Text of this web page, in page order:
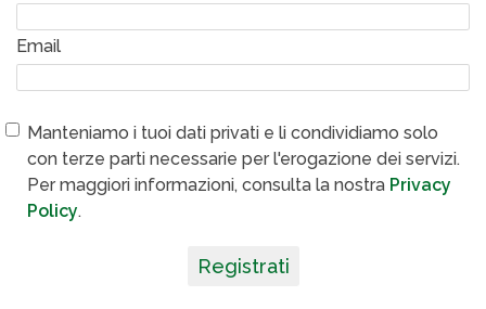
Email
Manteniamo i tuoi dati privati e li condividiamo solo
con terze parti necessarie per l'erogazione dei servizi.
Per maggiori informazioni, consulta la nostra Privacy
Policy.
Registrati